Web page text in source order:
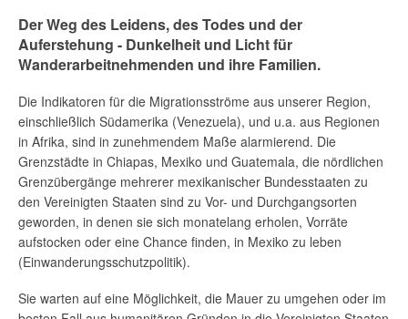
Der Weg des Leidens, des Todes und der
Auferstehung - Dunkelheit und Licht für
Wanderarbeitnehmenden und ihre Familien.
Die Indikatoren für die Migrationsströme aus unserer Region,
einschließlich Südamerika (Venezuela), und u.a. aus Regionen
in Afrika, sind in zunehmendem Maße alarmierend. Die
Grenzstädte in Chiapas, Mexiko und Guatemala, die nördlichen
Grenzübergänge mehrerer mexikanischer Bundesstaaten zu
den Vereinigten Staaten sind zu Vor- und Durchgangsorten
geworden, in denen sie sich monatelang erholen, Vorräte
aufstocken oder eine Chance finden, in Mexiko zu leben
(Einwanderungsschutzpolitik).
Sie warten auf eine Möglichkeit, die Mauer zu umgehen oder im